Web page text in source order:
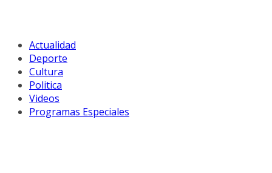
Actualidad
Deporte
Cultura
Politica
Videos
Programas Especiales